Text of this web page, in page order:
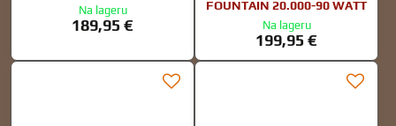
Na lageru
189,95 €
FOUNTAIN 20.000-90 WATT
Na lageru
199,95 €